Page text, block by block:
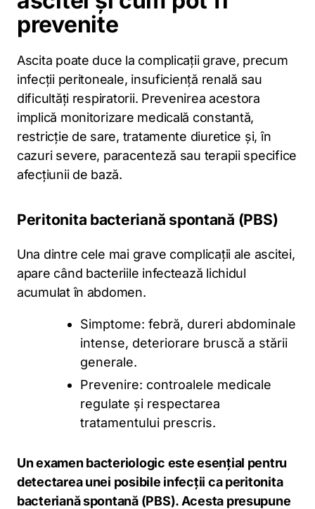
prevenite
Ascita poate duce la complicații grave, precum
infecții peritoneale, insuficiență renală sau
dificultăți respiratorii. Prevenirea acestora
implică monitorizare medicală constantă,
restricție de sare, tratamente diuretice și, în
cazuri severe, paracenteză sau terapii specifice
afecțiunii de bază.
Peritonita bacteriană spontană (PBS)
Una dintre cele mai grave complicații ale ascitei,
apare când bacteriile infectează lichidul
acumulat în abdomen.
Simptome: febră, dureri abdominale
intense, deteriorare bruscă a stării
generale.
Prevenire: controalele medicale
regulate și respectarea
tratamentului prescris.
Un examen bacteriologic este esențial pentru
detectarea unei posibile infecții ca peritonita
bacteriană spontană (PBS). Acesta presupune